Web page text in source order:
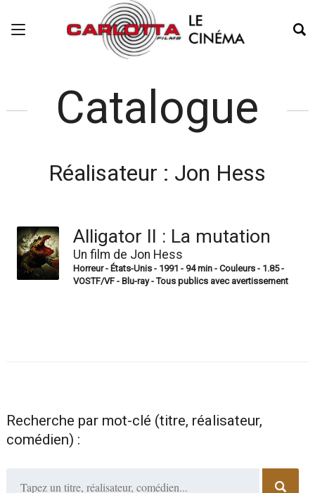
Catalogue
Réalisateur : Jon Hess
Alligator II : La mutation
Un film de Jon Hess
Horreur - États-Unis - 1991 - 94 min - Couleurs - 1.85 -
VOSTF/VF - Blu-ray - Tous publics avec avertissement
Recherche par mot-clé (titre, réalisateur,
comédien) :